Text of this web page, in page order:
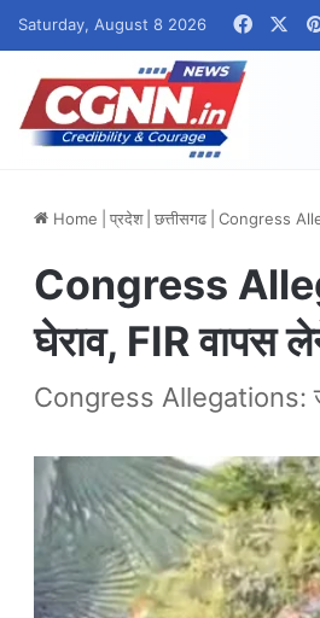
Saturday, August 8 2026
Home प्रदेश छत्तीसगढ Congress
Congress
घेराव, FIR वापस
Congress Allegations: